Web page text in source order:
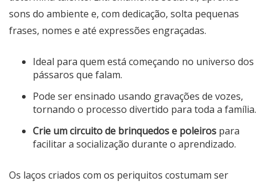
sons do ambiente e, com dedicação, solta pequenas
frases, nomes e até expressões engraçadas.
Ideal para quem está começando no universo dos
pássaros que falam.
Pode ser ensinado usando gravações de vozes,
tornando o processo divertido para toda a família.
Crie um circuito de brinquedos e poleiros para
facilitar a socialização durante o aprendizado.
Os laços criados com os periquitos costumam ser